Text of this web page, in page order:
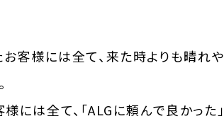
お客様には全て、来た時よりも晴れや
には全て、「ALGに頼んで良かった」